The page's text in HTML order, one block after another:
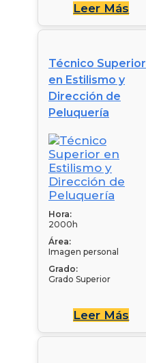
Leer Más
Técnico Superior
en Estilismo y
Dirección de
Peluquería
Hora:
2000h
Área:
Imagen personal
Grado:
Grado Superior
Leer Más